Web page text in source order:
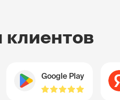
Google Play